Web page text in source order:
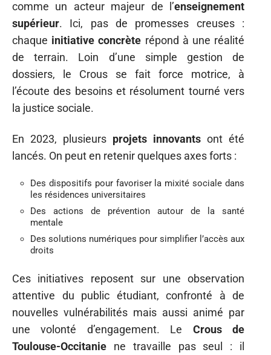
comme un acteur majeur de l’enseignement
supérieur. Ici, pas de promesses creuses :
chaque initiative concrète répond à une réalité
de terrain. Loin d’une simple gestion de
dossiers, le Crous se fait force motrice, à
l’écoute des besoins et résolument tourné vers
la justice sociale.
En 2023, plusieurs projets innovants ont été
lancés. On peut en retenir quelques axes forts :
Des dispositifs pour favoriser la mixité sociale dans
les résidences universitaires
Des actions de prévention autour de la santé
mentale
Des solutions numériques pour simplifier l’accès aux
droits
Ces initiatives reposent sur une observation
attentive du public étudiant, confronté à de
nouvelles vulnérabilités mais aussi animé par
une volonté d’engagement. Le Crous de
Toulouse-Occitanie ne travaille pas seul : il